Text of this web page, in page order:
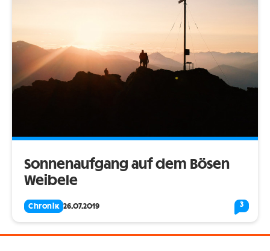
Sonnenaufgang auf dem Bösen
Weibele
Chronik 26.07.2019 3